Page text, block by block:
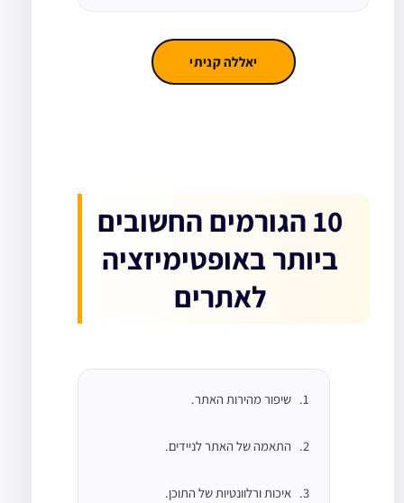
יאללה קניתי
10 הגורמים החשובים
ביותר באופטימיזציה
לאתרים
שיפור מהירות האתר.
התאמה של האתר לניידים.
איכות ורלוונטיות של התוכן.